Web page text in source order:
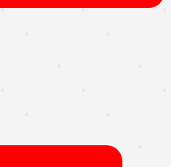
Udvid